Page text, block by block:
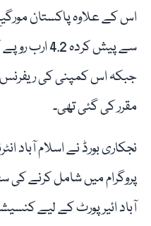
اس کے علاوہ پاکستان
سے پیش کردہ
مقرر کی گئی تھی۔
نجکاری بورڈ نے اسلام آباد
پروگرام میں شامل کرنے کی
آباد ائیرپورٹ کے لیے